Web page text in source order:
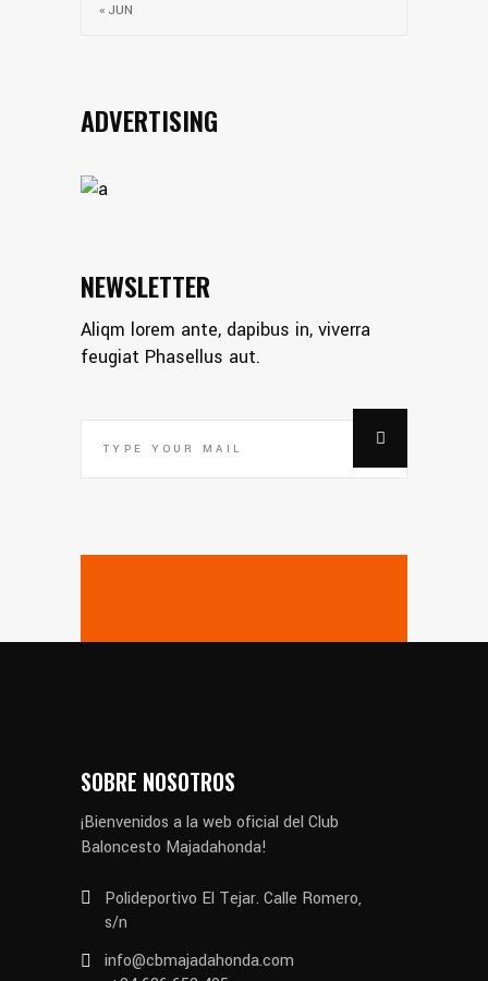
« JUN
ADVERTISING
NEWSLETTER
Aliqm lorem ante, dapibus in, viverra
feugiat Phasellus aut.
SOBRE NOSOTROS
¡Bienvenidos a la web oficial del Club
Baloncesto Majadahonda!
Polideportivo El Tejar. Calle Romero,
s/n
info@cbmajadahonda.com